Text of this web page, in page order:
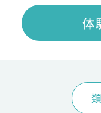
体